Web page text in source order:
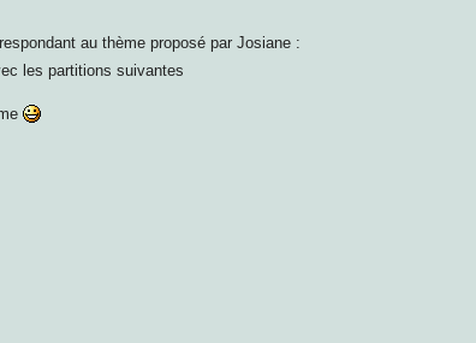
au thème proposé par Josiane :
les partitions suivantes